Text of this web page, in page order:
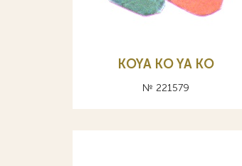
KOYA KO YA КО
№ 221579